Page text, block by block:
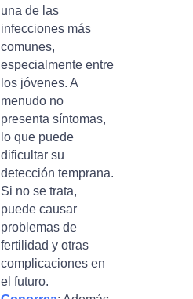
una de las
infecciones más
comunes,
especialmente entre
los jóvenes. A
menudo no
presenta síntomas,
lo que puede
dificultar su
detección temprana.
Si no se trata,
puede causar
problemas de
fertilidad y otras
complicaciones en
el futuro.